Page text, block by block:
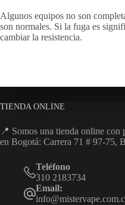
Algunos equipos no son
son normales. Si la fuga es
cambiar la resistencia.
TIENDA ONLINE
📍 Somos una tienda online con
en Bogotá: Carrera 71 # 97-75,
Teléfono
310 2183734
Email: